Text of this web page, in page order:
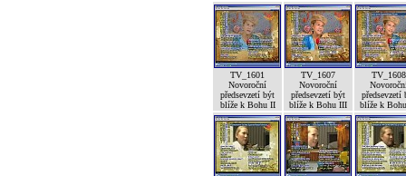
TV_1601
Novoroční
předsevzetí být
blíže k Bohu II
TV_1607
Novoroční
předsevzetí být
blíže k Bohu III
TV_1608
předsevzetí
blíže k